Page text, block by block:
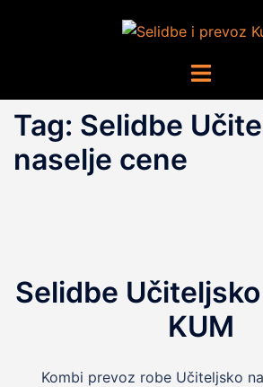
Toggle
Tag: Selidbe
naselje cene
Selidbe
KUM
Kombi prevoz robe Učiteljsko